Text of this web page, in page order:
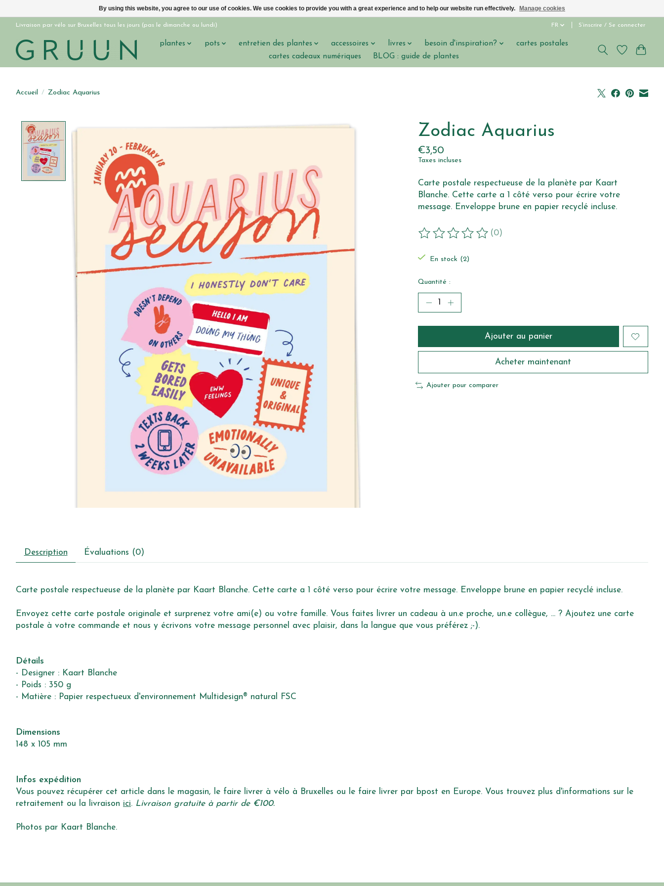
Livraison par vélo sur Bruxelles tous les jours (pas le dimanche ou lundi) FR S’inscrire / Se connecter
plantes pots entretien des plantes accessoires livres besoin d'inspiration?
cartes postales
cartes cadeaux numériques
BLOG : guide de plantes
Accueil / Zodiac Aquarius
Zodiac Aquarius
€3,50
Taxes incluses
Carte postale respectueuse de la planète par Kaart
Blanche. Cette carte a 1 côté verso pour écrire votre
message. Enveloppe brune en papier recyclé incluse.
Ce produit est évalué à
(0)
En stock (2)
Quantité :
Ajouter au panier
Acheter maintenant
Ajouter pour comparer
Description Évaluations (0)
Carte postale respectueuse de la planète par Kaart Blanche. Cette carte a 1 côté verso pour écrire votre message. Enveloppe brune en papier recyclé incluse.
Envoyez cette carte postale originale et surprenez votre ami(e) ou votre famille. Vous faites livrer un cadeau à un.e proche, un.e collègue, ... ? Ajoutez une carte
postale à votre commande et nous y écrivons votre message personnel avec plaisir, dans la langue que vous préférez ;-).
Détails
- Designer : Kaart Blanche
- Poids : 350 g
- Matière : Papier respectueux d'environnement Multidesign® natural FSC
Dimensions
148 x 105 mm
Infos expédition
Vous pouvez récupérer cet article dans le magasin, le faire livrer à vélo à Bruxelles ou le faire livrer par bpost en Europe. Vous trouvez plus d'informations sur le
retraitement ou la livraison ici. Livraison gratuite à partir de €100.
Photos par Kaart Blanche.
By using this website, you agree to our use of cookies. We use cookies to provide you with a great experience and to help our website run effectively. Manage cookies